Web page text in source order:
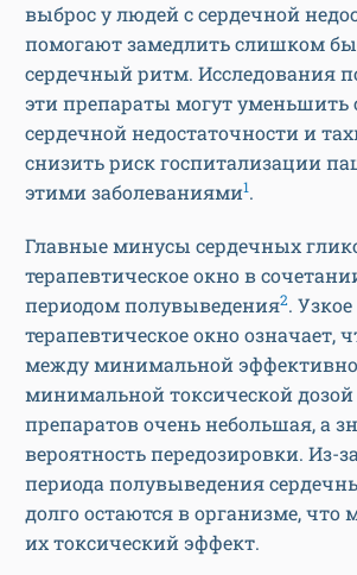
выброс у людей с сердечной
помогают замедлить слишком
сердечный ритм. Исследования
эти препараты могут
сердечной недостаточности и
снизить риск госпитализации
этими заболеваниями1.
Главные минусы сердечных
терапевтическое окно в
периодом полувыведения2. Узкое
терапевтическое окно означает,
между минимальной
минимальной токсической дозой
препаратов очень небольшая, а
вероятность передозировки. Из-
периода полувыведения
долго остаются в организме, что
их токсический эффект.